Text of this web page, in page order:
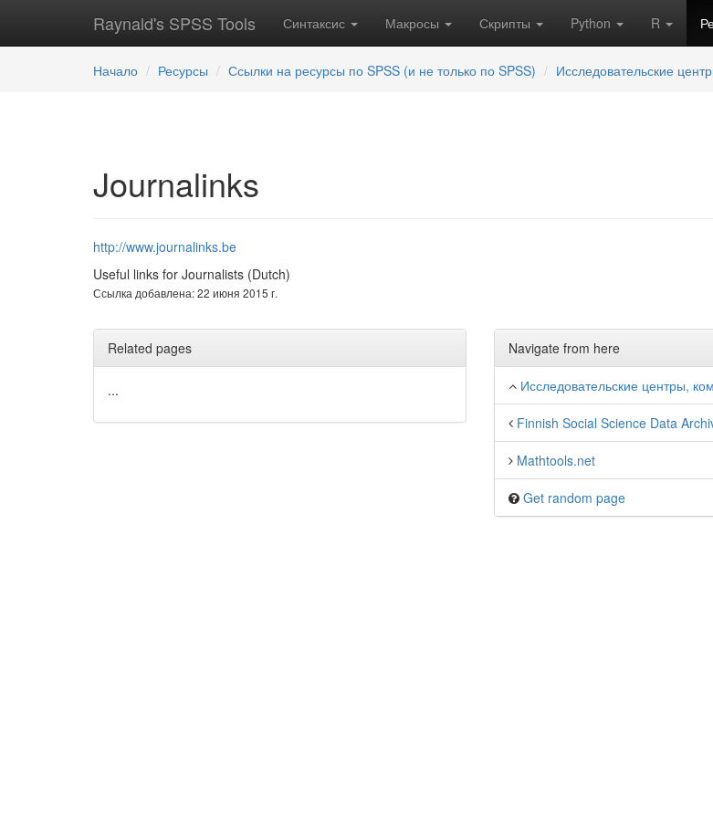
Raynald's SPSS Tools Синтаксис Макросы Скрипты Python R
Начало Ресурсы Ссылки на ресурсы по SPSS (и не только по SPSS) Исследовательские
Journalinks
http://www.journalinks.be
Useful links for Journalists (Dutch)
Ссылка добавлена: 22 июня 2015 г.
Related pages
...
Navigate from here
Исследовательские центры,
Finnish Social Science Data
Mathtools.net
Get random page